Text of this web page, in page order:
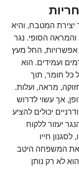
המטבח, והיא
והמראה הסופי. נגר
אפשרויות, החל מעץ
ועמידים. הוא
כל חומר, תוך
מראה, ועלות.
אך עשוי לדרוש
יכולים להציע
יעזור ללקוח
חייו
את המשפחה היטב
לא רק נותן